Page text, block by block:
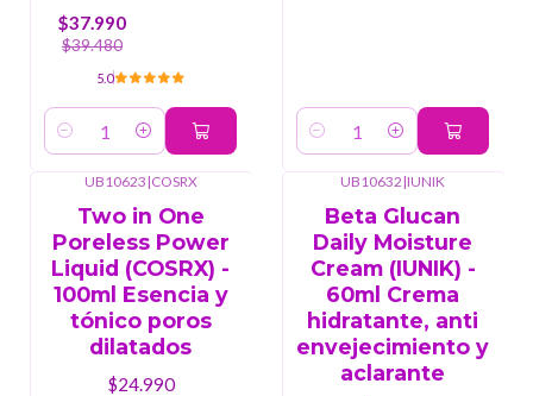
$37.990
$39.480
5.0
Cantidad Cantidad
UB10623|COSRX
Two in One
Poreless Power
Liquid (COSRX) -
100ml Esencia y
tónico poros
dilatados
$24.990
UB10632|IUNIK
Beta Glucan
Daily Moisture
Cream (IUNIK) -
60ml Crema
hidratante, anti
envejecimiento y
aclarante